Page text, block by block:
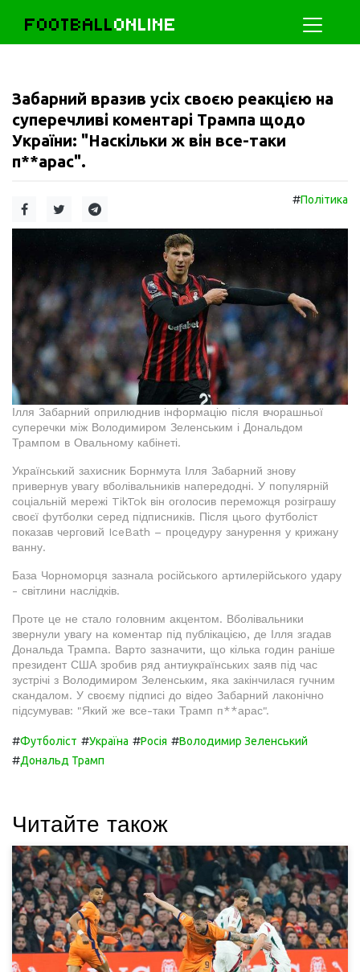
FOOTBALLONLINE
Забарний вразив усіх своєю реакцією на
суперечливі коментарі Трампа щодо
України: "Наскільки ж він все-таки
п**арас".
#Політика
Ілля Забарний оприлюднив інформацію після вчорашньої
суперечки між Володимиром Зеленським і Дональдом
Трампом в Овальному кабінеті.
Український захисник Борнмута Ілля Забарний знову
привернув увагу вболівальників напередодні. У популярній
соціальній мережі TikTok він оголосив переможця розіграшу
своєї футболки серед підписників. Після цього футболіст
показав черговий IceBath – процедуру занурення у крижану
ванну.
База Чорноморця зазнала російського артилерійського удару
- світлини наслідків.
Проте це не стало головним акцентом. Вболівальники
звернули увагу на коментар під публікацією, де Ілля згадав
Дональда Трампа. Варто зазначити, що кілька годин раніше
президент США зробив ряд антиукраїнських заяв під час
зустрічі з Володимиром Зеленським, яка закінчилася гучним
скандалом. У своєму підписі до відео Забарний лаконічно
підсумував: "Який же все-таки Трамп п**арас".
#Футболіст #Україна #Росія #Володимир Зеленський
#Дональд Трамп
Читайте також